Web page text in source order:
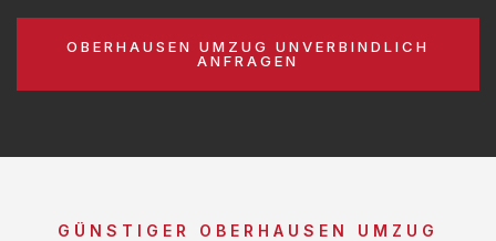
OBERHAUSEN UMZUG UNVERBINDLICH
ANFRAGEN
GÜNSTIGER OBERHAUSEN UMZUG